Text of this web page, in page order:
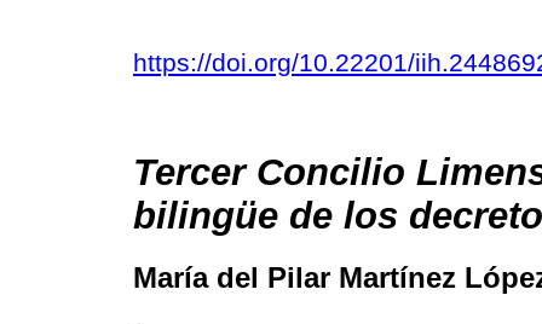
https://doi.org/10.22201/
Tercer Concilio
bilingüe de los
María del Pilar Martínez